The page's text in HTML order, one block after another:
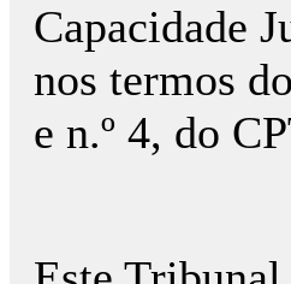
Capacidade
nos termos
e n.º 4, do